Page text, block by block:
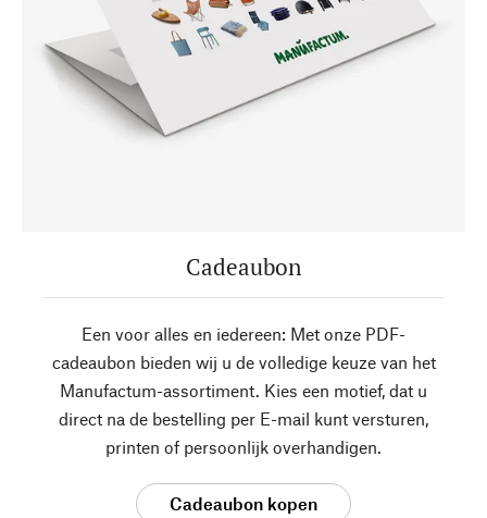
Cadeaubon
Een voor alles en iedereen: Met onze PDF-
cadeaubon bieden wij u de volledige keuze van het
Manufactum-assortiment. Kies een motief, dat u
direct na de bestelling per E-mail kunt versturen,
printen of persoonlijk overhandigen.
Cadeaubon kopen